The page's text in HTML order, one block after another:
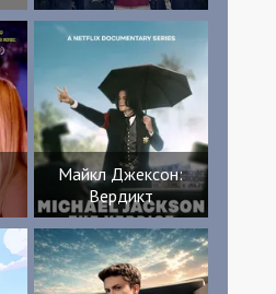
Майкл Джексон:
Вердикт